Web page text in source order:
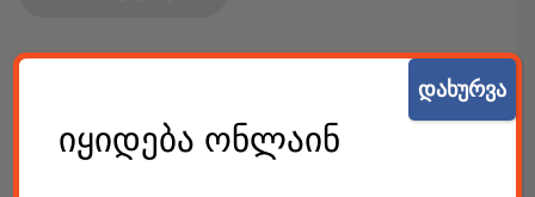
კაბელიანი კლავიატურები კლავიატურები,
კომპიუტერები & აქსესუარები ,ტექ. აქსესუარები
იყიდება ონლაინ
დახურვა